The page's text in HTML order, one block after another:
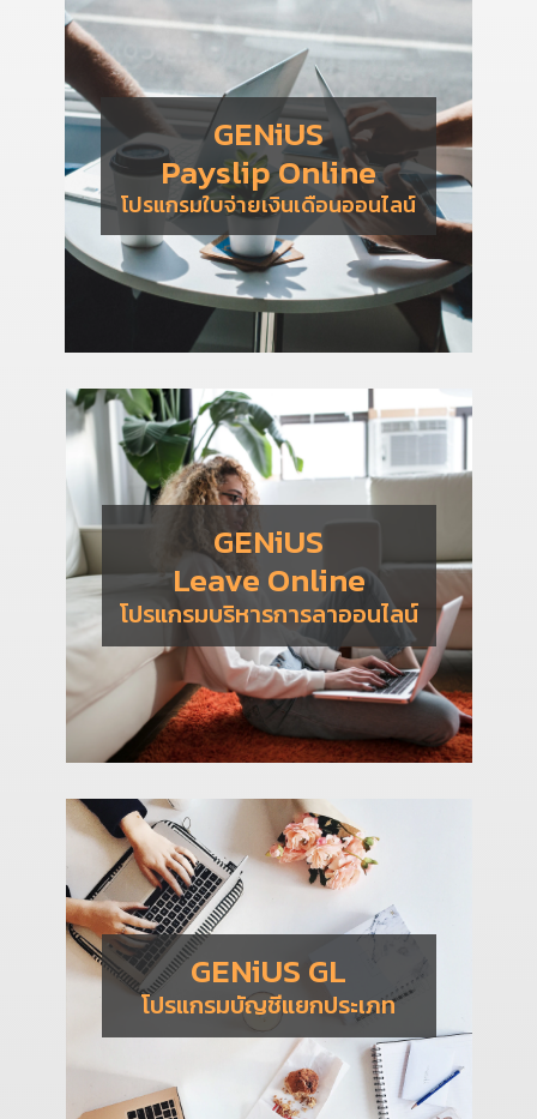
GENiUS
Payslip Online
โปรแกรมใบจ่ายเงินเดือนออนไลน์
GENiUS
Leave Online
โปรแกรมบริหารการลาออนไลน์
GENiUS GL
โปรแกรมบัญชีแยกประเภท